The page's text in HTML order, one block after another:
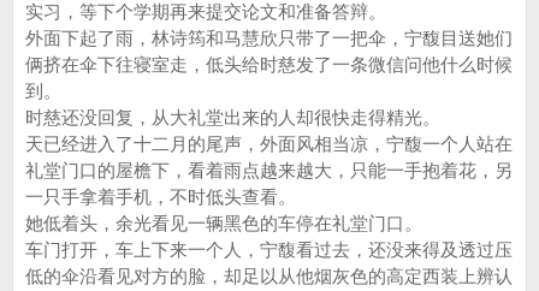
实习，等下个学期再来提交论文和准备答辩。
外面下起了雨，林诗筠和马慧欣只带了一把伞，宁馥目送她们
俩挤在伞下往寝室走，低头给时慈发了一条微信问他什么时候
到。
时慈还没回复，从大礼堂出来的人却很快走得精光。
天已经进入了十二月的尾声，外面风相当凉，宁馥一个人站在
礼堂门口的屋檐下，看着雨点越来越大，只能一手抱着花，另
一只手拿着手机，不时低头查看。
她低着头，余光看见一辆黑色的车停在礼堂门口。
车门打开，车上下来一个人，宁馥看过去，还没来得及透过压
低的伞沿看见对方的脸，却足以从他烟灰色的高定西装上辨认